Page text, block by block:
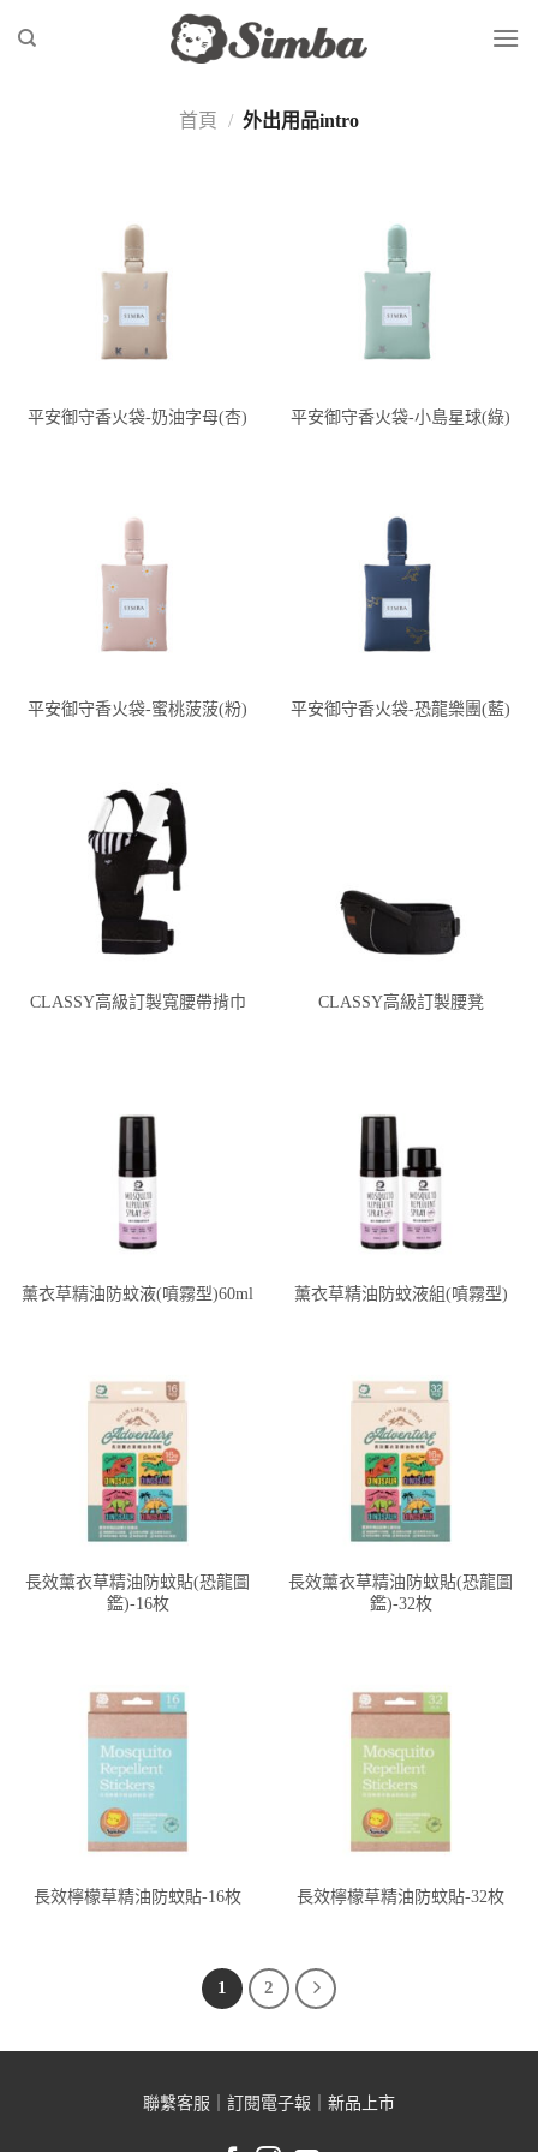
首頁 / 外出用品intro
平安御守香火袋-奶油字母(杏) 平安御守香火袋-小島星球(綠)
平安御守香火袋-蜜桃菠菠(粉) 平安御守香火袋-恐龍樂團(藍)
CLASSY高級訂製寬腰帶揹巾 CLASSY高級訂製腰凳
薰衣草精油防蚊液(噴霧型)60ml 薰衣草精油防蚊液組(噴霧型)
長效薰衣草精油防蚊貼(恐龍圖
鑑)-16枚
長效薰衣草精油防蚊貼(恐龍圖
鑑)-32枚
長效檸檬草精油防蚊貼-16枚 長效檸檬草精油防蚊貼-32枚
1 2
聯繫客服 訂閱電子報 新品上市